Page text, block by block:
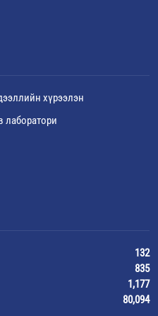
хүрээлэн
лаборатори
132
835
1,177
80,094